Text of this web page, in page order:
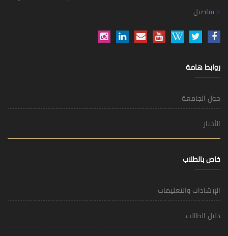
تفاصيل
روابط هامة
حول الجامعة
الأخبار
خاص بالطلاب
الإرشادات والتعليمات
دليل الطالب